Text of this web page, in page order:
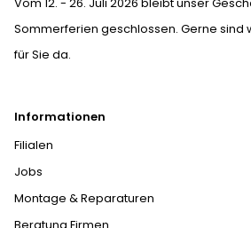
Informationen
Filialen
Jobs
Montage & Reparaturen
Sommerferien geschlossen. Gerne sind
für Sie da.